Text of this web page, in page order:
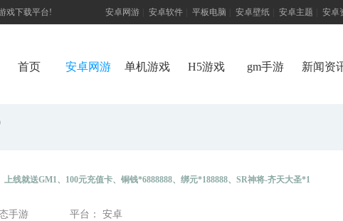
戏下载平台! 安卓网游 安卓软件 平板电脑 安卓壁纸 安卓主题 安卓
首页 安卓网游 单机游戏 H5游戏 gm手游 新闻资
上线就送GM1、100元充值卡、铜钱*6888888、绑元*188888、SR神将-齐天大圣*1
手游
平台： 安卓